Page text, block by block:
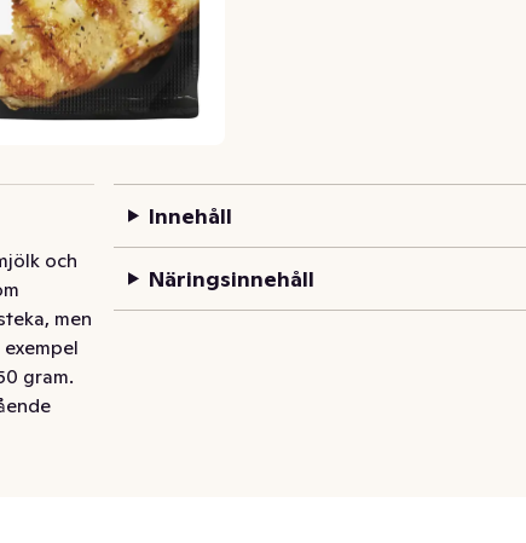
och
men
gram.
Innehåll
Näringsinnehåll